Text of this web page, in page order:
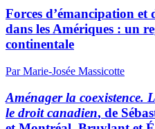
Forces d’émancipation
dans les Amériques : un
continentale
Par Marie-Josée Massicotte
Aménager la coexistence.
le droit canadien, de